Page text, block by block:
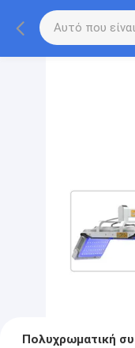
Πολυχρωματική